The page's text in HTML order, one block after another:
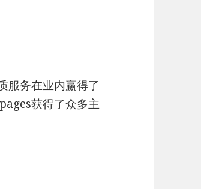
服务在业内赢得了
获得了众多主